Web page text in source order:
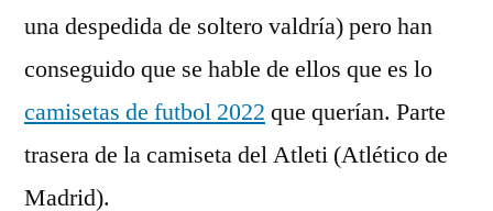
una despedida de soltero valdría) pero han
conseguido que se hable de ellos que es lo
camisetas de futbol 2022 que querían. Parte
trasera de la camiseta del Atleti (Atlético de
Madrid).